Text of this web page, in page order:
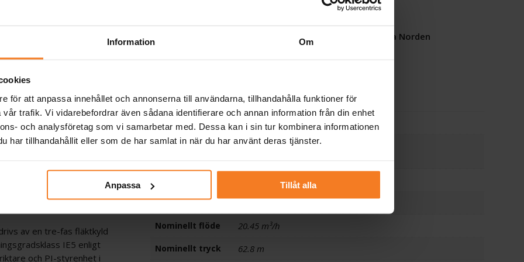
Information Om
för att anpassa innehållet och annonserna till användarna, tillhandahålla funktioner för
trafik. Vi vidarebefordrar även sådana identifierare och annan information från din enhet
och analysföretag som vi samarbetar med. Dessa kan i sin tur kombinera informationen
har tillhandahållit eller som de har samlat in när du har använt deras tjänster.
Anpassa Tillåt alla
Konkurrenskraftiga Snabb leverans över hela Norden
på
Pumpkroppen och
delar är
En
och enkel åtkomst vid
av en tre-fas fläktkyld
IE5 enligt
och PI-styrenhet i
Artikelnummer 656062
Grundfos
Material
Nominellt flöde 20.45 m³/h
Nominellt tryck 62.8 m